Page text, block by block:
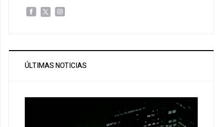
ÚLTIMAS NOTICIAS